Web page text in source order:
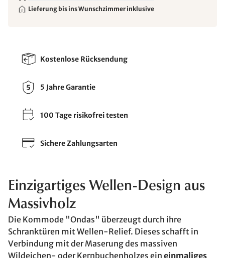
Lieferung bis ins Wunschzimmer inklusive
Kostenlose Rücksendung
5 Jahre Garantie
100 Tage risikofrei testen
Sichere Zahlungsarten
Einzigartiges Wellen-Design aus
Massivholz
Die Kommode "Ondas" überzeugt durch ihre
Schranktüren mit Wellen-Relief. Dieses schafft in
Verbindung mit der Maserung des massiven
Wildeichen- oder Kernbuchenholzes ein einmaliges